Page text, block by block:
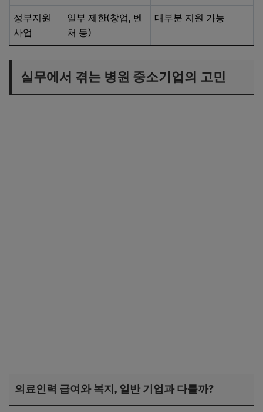
정부지원
사업
일부 제한(창업, 벤
처 등)
대부분 지원 가능
실무에서 겪는 병원 중소기업의 고민
의료인력 급여와 복지, 일반 기업과 다를까?